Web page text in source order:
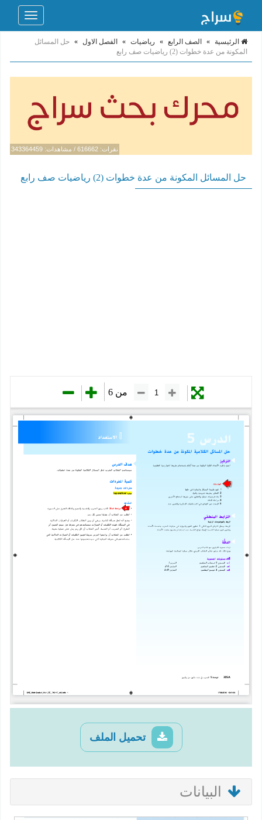
Toggle
الرئيسية » الصف الرابع » رياضيات » الفصل الاول » حل المسائل
المكونة من عدة خطوات (2) رياضيات صف رابع
نقرات: 616662 / مشاهدات: 343364459
حل المسائل المكونة من عدة خطوات (2) رياضيات صف رابع
تحميل الملف
البيانات